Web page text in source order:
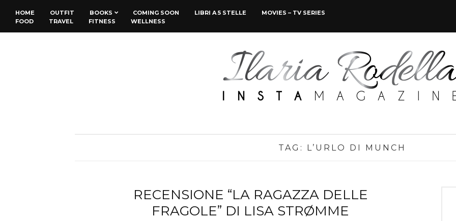
HOME OUTFIT BOOKS COMING SOON LIBRI A 5 STELLE
MOVIES – TV SERIES
FOOD
TRAVEL FITNESS WELLNESS
TAG: L’URLO DI MUNCH
RECENSIONE “LA RAGAZZA DELLE
FRAGOLE” DI LISA STRØMME